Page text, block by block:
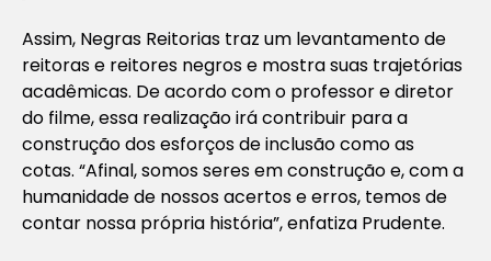
Assim, Negras Reitorias traz um levantamento de
reitoras e reitores negros e mostra suas trajetórias
acadêmicas. De acordo com o professor e diretor
do filme, essa realização irá contribuir para a
construção dos esforços de inclusão como as
cotas. “Afinal, somos seres em construção e, com a
humanidade de nossos acertos e erros, temos de
contar nossa própria história”, enfatiza Prudente.